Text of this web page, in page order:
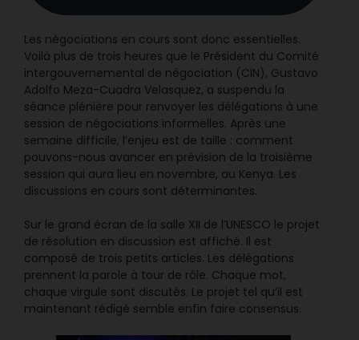
Les négociations en cours sont donc essentielles.
Voilà plus de trois heures que le Président du Comité
intergouvernemental de négociation (CIN), Gustavo
Adolfo Meza-Cuadra Velasquez, a suspendu la
séance plénière pour renvoyer les délégations à une
session de négociations informelles. Après une
semaine difficile, l’enjeu est de taille : comment
pouvons-nous avancer en prévision de la troisième
session qui aura lieu en novembre, au Kenya. Les
discussions en cours sont déterminantes.
Sur le grand écran de la salle XII de l’UNESCO le projet
de résolution en discussion est affiché. Il est
composé de trois petits articles. Les délégations
prennent la parole à tour de rôle. Chaque mot,
chaque virgule sont discutés. Le projet tel qu’il est
maintenant rédigé semble enfin faire consensus.